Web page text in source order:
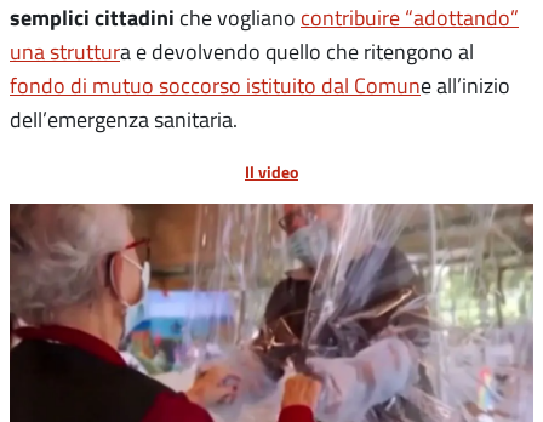
semplici cittadini che vogliano contribuire “adottando”
una struttura e devolvendo quello che ritengono al
fondo di mutuo soccorso istituito dal Comune all’inizio
dell’emergenza sanitaria.
Il video